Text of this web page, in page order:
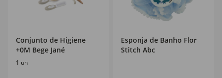
Conjunto de Higiene
+0M Bege Jané
1 un
Esponja de Banho Flor
Stitch Abc